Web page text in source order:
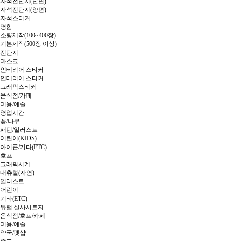
자석전단지(양면)
자석스티커
명함
소량제작(100~400장)
기본제작(500장 이상)
전단지
마스크
인테리어 스티커
인테리어 스티커
그래픽스티커
음식점/카페
미용/예술
영업시간
꽃/나무
패턴/일러스트
어린이(KIDS)
아이콘/기타(ETC)
호프
그래픽시계
내츄럴(자연)
일러스트
어린이
기타(ETC)
뮤럴 실사시트지
음식점/호프/카페
미용/예술
약국/펫샵